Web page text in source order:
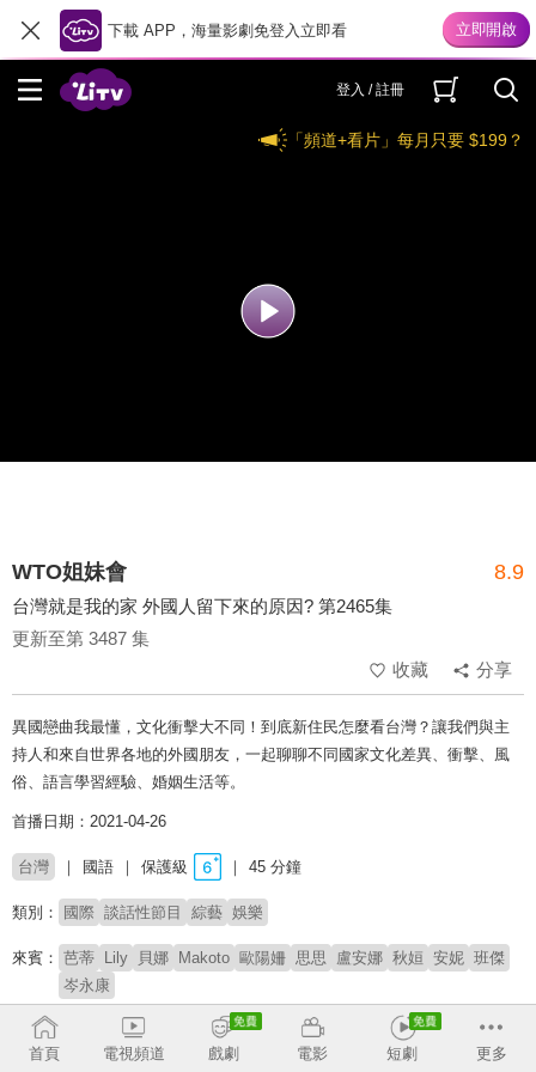
下載 APP，海量影劇免登入立即看
登入 / 註冊
「頻道+看片」每月只要 $199？
WTO姐妹會 8.9
台灣就是我的家 外國人留下來的原因? 第2465集
更新至第 3487 集
收藏
分享
異國戀曲我最懂，文化衝擊大不同！到底新住民怎麼看台灣？讓我們與主
持人和來自世界各地的外國朋友，一起聊聊不同國家文化差異、衝擊、風
俗、語言學習經驗、婚姻生活等。
首播日期：2021-04-26
台灣 國語 保護級 45 分鐘
類別： 國際 談話性節目 綜藝 娛樂
來賓： 芭蒂 Lily 貝娜 Makoto 歐陽姍 思思 盧安娜 秋姮 安妮 班傑
岑永康
主持： 郭彥均
首頁 電視頻道 戲劇 電影 短劇 更多